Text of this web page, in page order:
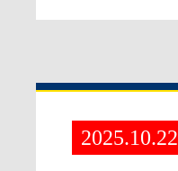
2025.10.22